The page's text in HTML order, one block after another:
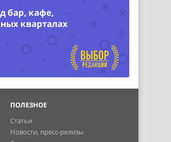
бар, кафе,
кварталах
ПОЛЕЗНОЕ
Статьи
Новости, пресс-релизы